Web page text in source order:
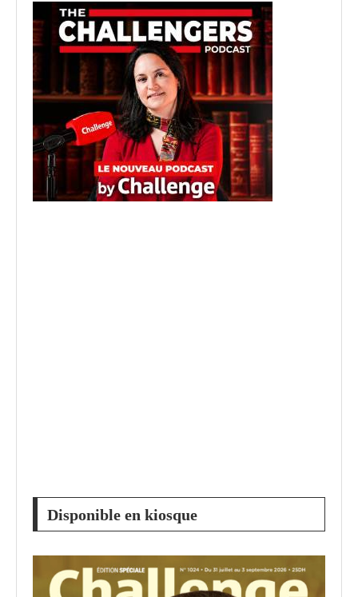
Disponible en kiosque